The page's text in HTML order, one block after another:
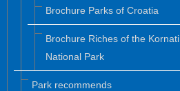
Brochure Parks of Croatia
Brochure Riches of the Kornati
National Park
Park recommends